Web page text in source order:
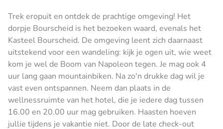
Trek eropuit en ontdek de prachtige omgeving! Het
dorpje Bourscheid is het bezoeken waard, evenals het
Kasteel Bourscheid. De omgeving leent zich daarnaast
uitstekend voor een wandeling: kijk je ogen uit, wie weet
kom je wel de Boom van Napoleon tegen. Je mag ook 4
uur lang gaan mountainbiken. Na zo'n drukke dag wil je
vast even ontspannen. Neem dan plaats in de
wellnessruimte van het hotel, die je iedere dag tussen
16.00 en 20.00 uur mag gebruiken. Haasten hoeven
jullie tijdens je vakantie niet. Door de late check-out